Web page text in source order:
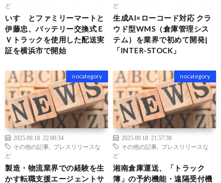
ど
いすゞとファミリーマートと
伊藤忠、バッテリー交換式Ｅ
Ｖトラックを使用した配送実
証を横浜市で開始
ど
生成AI×ローコード対応 クラ
ウド型WMS（倉庫管理シス
テム）を業界で初めて開発|
「INTER-STOCK」
nocategory
2025.09.18 22:00:34
その他の記事
プレスリリースな
ど
製造・物流業界での経験を生
かす転職支援エージェントサ
nocategory
2025.09.18 21:57:38
その他の記事
プレスリリースな
ど
湘南倉庫運送、「トラック
簿」の予約機能・遠隔受付機